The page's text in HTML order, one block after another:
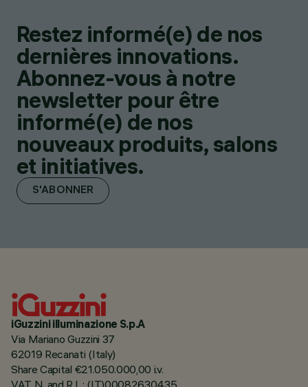
Restez informé(e) de nos
dernières innovations.
Abonnez-vous à notre
newsletter pour être
informé(e) de nos
nouveaux produits, salons
et initiatives.
S'ABONNER
iGuzzini illuminazione S.p.A
Via Mariano Guzzini 37
62019 Recanati (Italy)
Share Capital €21.050.000,00 i.v.